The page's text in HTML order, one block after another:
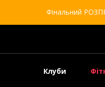
Фінальний
Клуби